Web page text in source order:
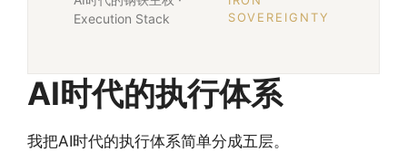
Execution Stack
SOVEREIGNTY
AI时代的执行体系
我把AI时代的执行体系简单分成五层。